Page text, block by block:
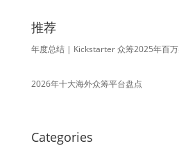
推荐
年度总结 | Kickstarter 众筹2025年百
2026年十大海外众筹平台盘点
Categories